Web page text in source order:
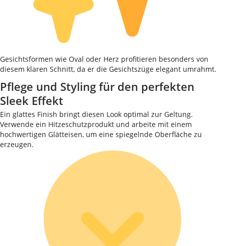
Gesichtsformen wie Oval oder Herz profitieren besonders von
diesem klaren Schnitt, da er die Gesichtszüge elegant umrahmt.
Pflege und Styling für den perfekten
Sleek Effekt
Ein glattes Finish bringt diesen Look optimal zur Geltung.
Verwende ein Hitzeschutzprodukt und arbeite mit einem
hochwertigen Glätteisen, um eine spiegelnde Oberfläche zu
erzeugen.